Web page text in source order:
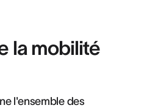
la mobilité
l'ensemble des